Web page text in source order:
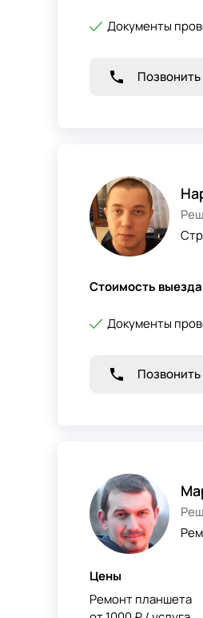
Документы
Позвонить
Стоимость выезда
Документы
Позвонить
Цены
Ремонт планшета